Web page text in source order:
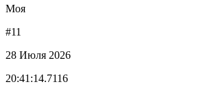
Моя
#11
28 Июля 2026
20:41:14.7116